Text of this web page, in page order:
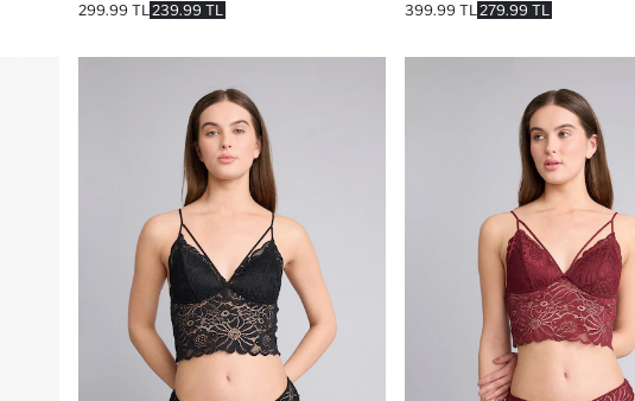
239.99 TL
299.99 TL 279.99 TL
399.99 TL